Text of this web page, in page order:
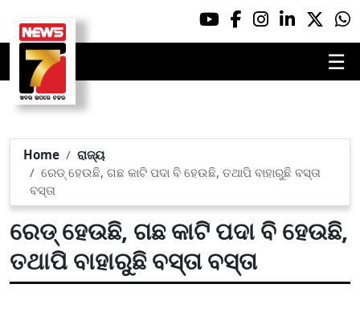
☰
Home
ରାଜ୍ୟ
ରେଡ୍ ହେଉଛି, ଗଛ କାଟି ପଦା ବି ହେଉଛି, ତଥାପି ବାହାରୁଛି ବସ୍ତା
ବସ୍ତା
ରେଡ୍ ହେଉଛି, ଗଛ କାଟି ପଦା ବି ହେଉଛି,
ତଥାପି ବାହାରୁଛି ବସ୍ତା ବସ୍ତା